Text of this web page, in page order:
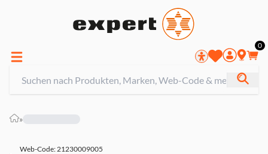
0
»
Web-Code: 21230009005